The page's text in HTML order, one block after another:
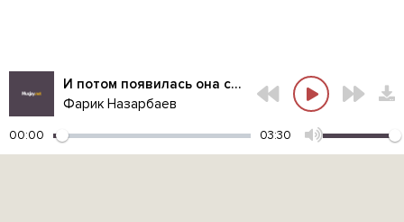
И потом появилась она самая прекрасная девушка на всём белом свете
Фарик Назарбаев
00:00 03:30